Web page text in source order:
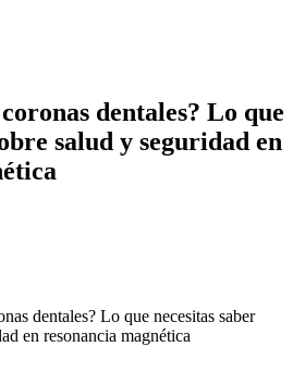
dentales? Lo que
salud y seguridad en
dentales? Lo que necesitas saber
en resonancia magnética